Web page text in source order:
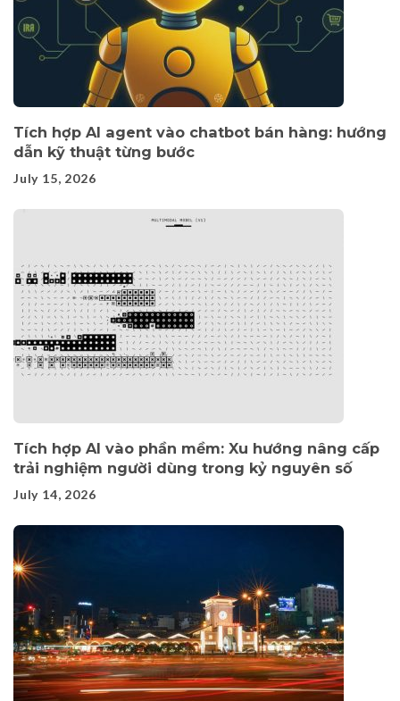
Tích hợp AI agent vào chatbot bán hàng: hướng
dẫn kỹ thuật từng bước
July 15, 2026
Tích hợp AI vào phần mềm: Xu hướng nâng cấp
trải nghiệm người dùng trong kỷ nguyên số
July 14, 2026